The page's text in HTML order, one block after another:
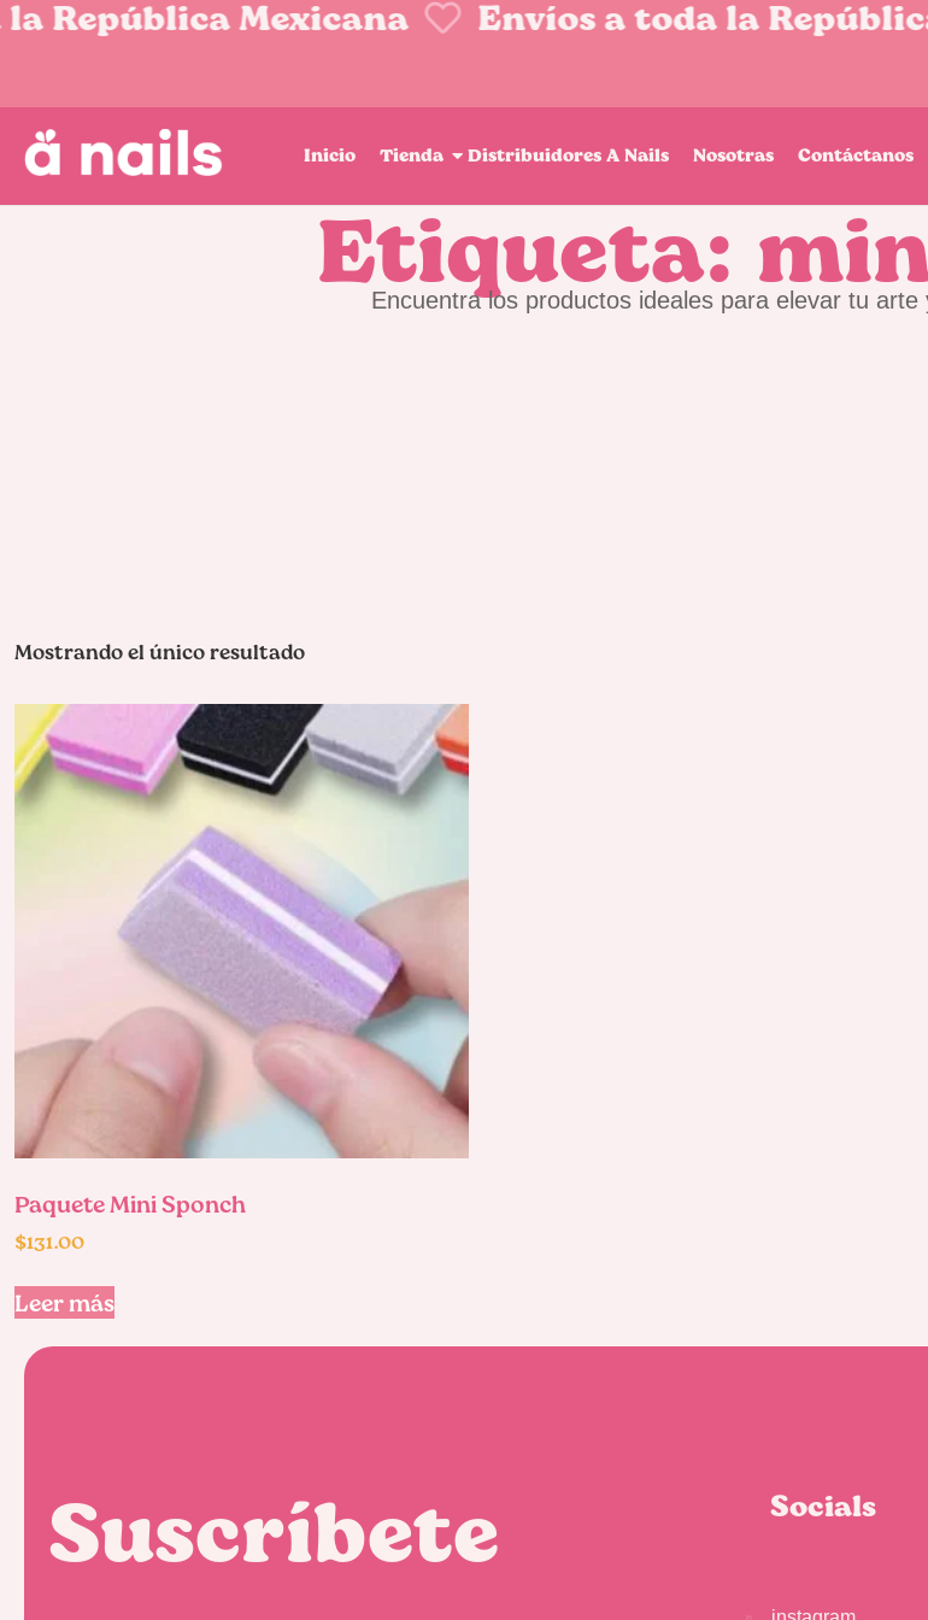
República Mexicana Envíos a toda la
Inicio Tienda Distribuidores A Nails Nosotras Contáctanos
Etiqueta:
Encuentra los productos ideales para elevar tu
Mostrando el único resultado
Paquete Mini Sponch
$131.00
Leer más
Suscríbete Socials